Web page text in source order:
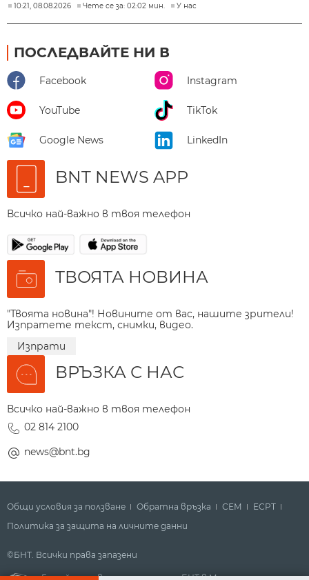
10:21, 08.08.2026 Чете се за: 02:02 мин. У нас
ПОСЛЕДВАЙТЕ НИ В
Facebook Instagram
YouTube TikTok
Google News LinkedIn
BNT NEWS APP
Всичко най-важно в твоя телефон
ТВОЯТА НОВИНА
"Твоята новина"! Новините от вас, нашите зрители!
Изпратете текст, снимки, видео.
Изпрати
ВРЪЗКА С НАС
Всичко най-важно в твоя телефон
02 814 2100
news@bnt.bg
Общи условия за ползване Обратна връзка СЕМ
ECPT
Политика за защита на личните данни
©БНТ. Всички права запазени
Гледайте новините за деня на БНТ в Метрото